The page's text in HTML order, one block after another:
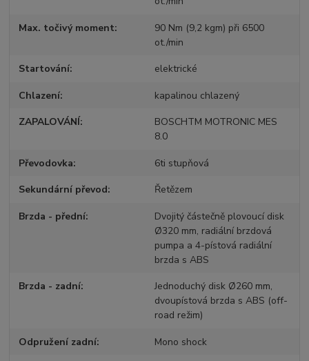
Max. točivý moment
90 Nm (9,2 kgm) při 6500
ot./min
Startování elektrické
Chlazení kapalinou chlazený
ZAPALOVÁNÍ
BOSCHTM MOTRONIC MES
8.0
Převodovka 6ti stupňová
Sekundární převod Řetězem
Brzda - přední
Dvojitý částečně plovoucí disk
Ø320 mm, radiální brzdová
pumpa a 4-pístová radiální
brzda s ABS
Brzda - zadní
Jednoduchý disk Ø260 mm,
dvoupístová brzda s ABS (off-
road režim)
Odpružení zadní Mono shock